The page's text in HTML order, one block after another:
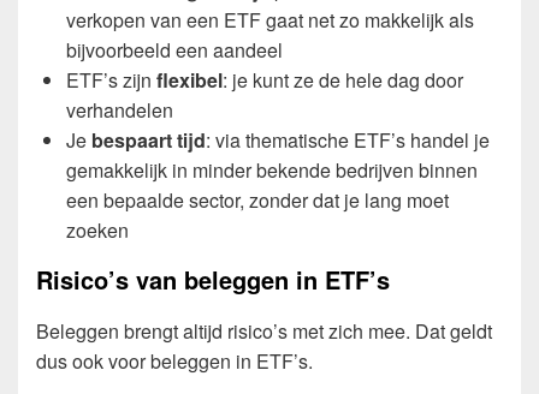
verkopen van een ETF gaat net zo makkelijk als
bijvoorbeeld een aandeel
ETF’s zijn flexibel: je kunt ze de hele dag door
verhandelen
Je bespaart tijd: via thematische ETF’s handel je
gemakkelijk in minder bekende bedrijven binnen
een bepaalde sector, zonder dat je lang moet
zoeken
Risico’s van beleggen in ETF’s
Beleggen brengt altijd risico’s met zich mee. Dat geldt
dus ook voor beleggen in ETF’s.